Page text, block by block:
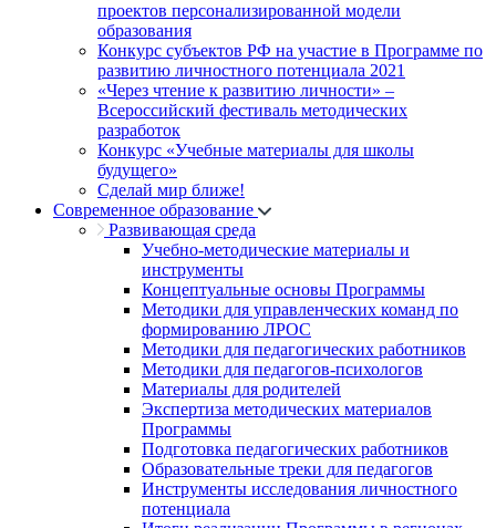
проектов персонализированной модели
образования
Конкурс субъектов РФ на участие в Программе по
развитию личностного потенциала 2021
«Через чтение к развитию личности» –
Всероссийский фестиваль методических
разработок
Конкурс «Учебные материалы для школы
будущего»
Сделай мир ближе!
Современное образование
Развивающая среда
Учебно-методические материалы и
инструменты
Концептуальные основы Программы
Методики для управленческих команд по
формированию ЛРОС
Методики для педагогических работников
Методики для педагогов-психологов
Материалы для родителей
Экспертиза методических материалов
Программы
Подготовка педагогических работников
Образовательные треки для педагогов
Инструменты исследования личностного
потенциала